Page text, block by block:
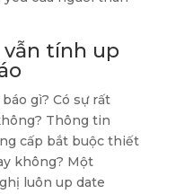
tính up
gì? Có sự rất
Thông tin
cấp bắt buộc thiết
không? Một
luôn up date